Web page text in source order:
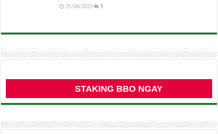
21/08/2023 1
STAKING BBO NGAY